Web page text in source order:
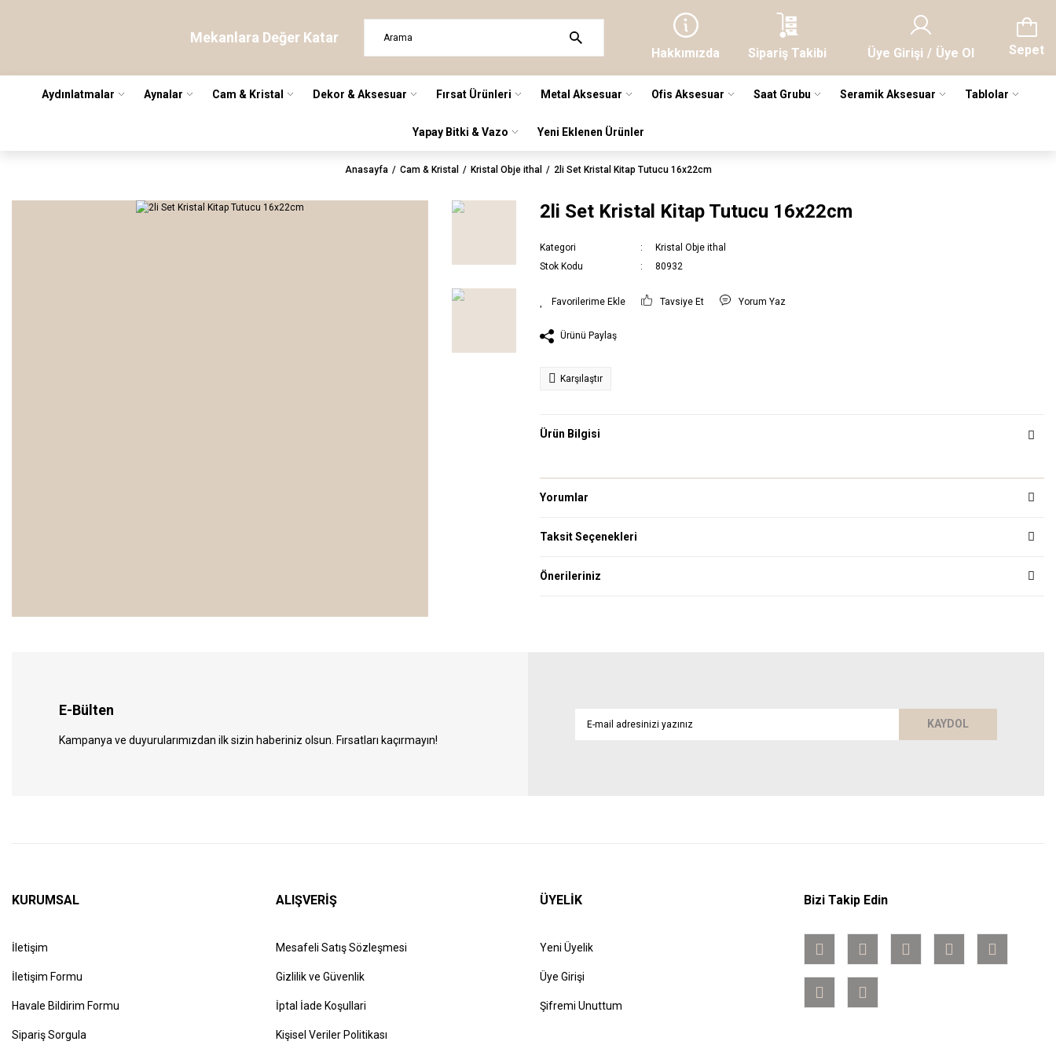
Mekanlara Değer Katar
Hakkımızda Sipariş Takibi Üye Girişi / Üye Ol Sepet
Aydınlatmalar Aynalar Cam & Kristal Dekor & Aksesuar Fırsat Ürünleri Metal Aksesuar Ofis Aksesuar Saat Grubu Seramik Aksesuar Tablolar
Yapay Bitki & Vazo Yeni Eklenen Ürünler
Anasayfa Cam & Kristal Kristal Obje ithal 2li Set Kristal Kitap Tutucu 16x22cm
2li Set Kristal Kitap Tutucu 16x22cm
Kategori
Kristal Obje ithal
Stok Kodu
80932
Tavsiye Et Yorum Yaz
Ürünü Paylaş
Karşılaştır
Ürün Bilgisi
Yorumlar
Taksit Seçenekleri
Önerileriniz
E-Bülten
Kampanya ve duyurularımızdan ilk sizin haberiniz olsun. Fırsatları kaçırmayın!
KAYDOL
KURUMSAL
İletişim
İletişim Formu
Havale Bildirim Formu
Sipariş Sorgula
ALIŞVERİŞ
Mesafeli Satış Sözleşmesi
Gizlilik ve Güvenlik
İptal İade Koşullari
Kişisel Veriler Politikası
ÜYELİK
Yeni Üyelik
Üye Girişi
Şifremi Unuttum
Bizi Takip Edin